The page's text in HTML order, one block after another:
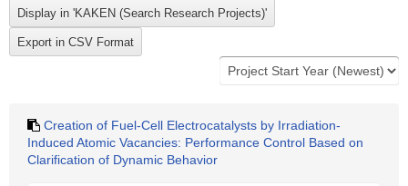
Creation of Fuel-Cell Electrocatalysts by Irradiation-
Induced Atomic Vacancies: Performance Control Based on
Clarification of Dynamic Behavior